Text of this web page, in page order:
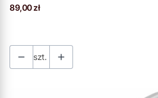
Cena
89,00 zł
szt.